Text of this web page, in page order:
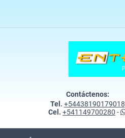
Contáctenos:
Tel. +54438190179018
Cel. +541149700280 -